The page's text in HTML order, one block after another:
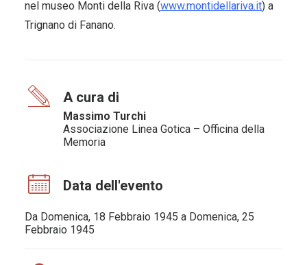
nel museo Monti della Riva (www.montidellariva.it) a
Trignano di Fanano.
A cura di
Massimo Turchi
Associazione Linea Gotica – Officina della
Memoria
Data dell'evento
Da Domenica, 18 Febbraio 1945 a Domenica, 25
Febbraio 1945